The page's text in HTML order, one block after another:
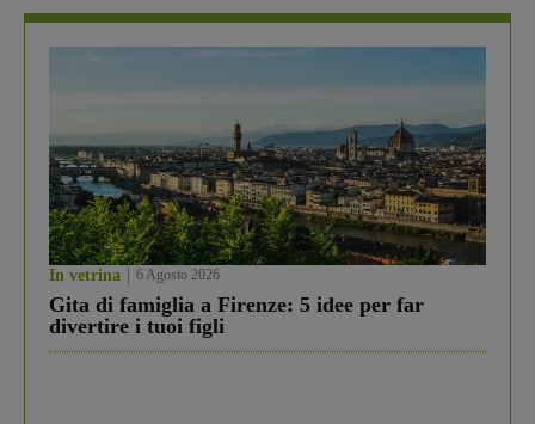
In vetrina 6 Agosto 2026
Gita di famiglia a Firenze: 5 idee per far
divertire i tuoi figli